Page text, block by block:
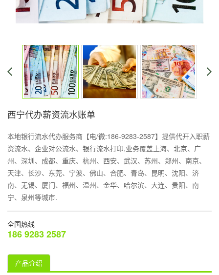
西宁代办薪资流水账单
本地银行流水代办服务商【电/微:186-9283-2587】提供代开入职薪
资流水、企业对公流水、银行流水打印,业务覆盖上海、北京、广
州、深圳、成都、重庆、杭州、西安、武汉、苏州、郑州、南京、
天津、长沙、东莞、宁波、佛山、合肥、青岛、昆明、沈阳、济
南、无锡、厦门、福州、温州、金华、哈尔滨、大连、贵阳、南
宁、泉州等城市.
全国热线
186 9283 2587
产品介绍